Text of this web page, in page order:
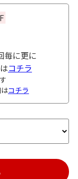
毎に更に
コチラ
コチラ